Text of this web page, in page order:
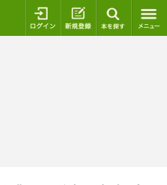
ログイン 新規登録